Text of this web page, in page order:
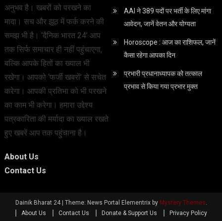
अनुभव है। खबरों को परखने का
मादा। सच और झूठ में फर्क करने की
समझ भी है। ‘दैनिक भारत 24’ आप
तक सिर्फ समाचार ही नहीं पहुंचाएगा,
बल्कि आपके हितों का ख्याल भी
रखेगा। आपको ‘फर्जी खबरों’ से सचेत
करेगा। आपकी प्रतिभा को भी परखने
का काम भी करेगा। हमारा उद्देश्य
पत्रकारिता की मर्यादा का ख्याल रखते
हुए खबरें आप तक पहुंचाना है।
About Us
Contact Us
AAI ने 389 पदों पर भर्ती के लिए मांगा
आवेदन, जानें वेतन और योग्‍यता
Horoscope : आज का राशिफल, जानें
कैसा रहेगा आपका दिन
प्रभारी प्रधानाध्यापक को तत्काल
प्रभाव से किया गया प्रभार मुक्त
Dainik Bharat 24 Theme: News Portal Elementrix by Mystery Themes.
About Us
Contact Us Donate & Support Us Privacy Policy